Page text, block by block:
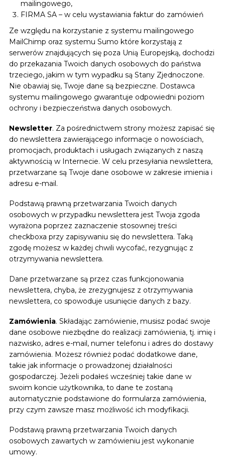
mailingowego,
FIRMA SA – w celu wystawiania faktur do zamówień
Ze względu na korzystanie z systemu mailingowego
MailChimp oraz systemu Sumo które korzystają z
serwerów znajdujących się poza Unią Europejską, dochodzi
do przekazania Twoich danych osobowych do państwa
trzeciego, jakim w tym wypadku są Stany Zjednoczone.
Nie obawiaj się, Twoje dane są bezpieczne. Dostawca
systemu mailingowego gwarantuje odpowiedni poziom
ochrony i bezpieczeństwa danych osobowych.
Newsletter. Za pośrednictwem strony możesz zapisać się
do newslettera zawierającego informacje o nowościach,
promocjach, produktach i usługach związanych z naszą
aktywnością w Internecie. W celu przesyłania newslettera,
przetwarzane są Twoje dane osobowe w zakresie imienia i
adresu e-mail.
Podstawą prawną przetwarzania Twoich danych
osobowych w przypadku newslettera jest Twoja zgoda
wyrażona poprzez zaznaczenie stosownej treści
checkboxa przy zapisywaniu się do newslettera. Taką
zgodę możesz w każdej chwili wycofać, rezygnując z
otrzymywania newslettera.
Dane przetwarzane są przez czas funkcjonowania
newslettera, chyba, że zrezygnujesz z otrzymywania
newslettera, co spowoduje usunięcie danych z bazy.
Zamówienia. Składając zamówienie, musisz podać swoje
dane osobowe niezbędne do realizacji zamówienia, tj. imię i
nazwisko, adres e-mail, numer telefonu i adres do dostawy
zamówienia. Możesz również podać dodatkowe dane,
takie jak informacje o prowadzonej działalności
gospodarczej. Jeżeli podałeś wcześniej takie dane w
swoim koncie użytkownika, to dane te zostaną
automatycznie podstawione do formularza zamówienia,
przy czym zawsze masz możliwość ich modyfikacji.
Podstawą prawną przetwarzania Twoich danych
osobowych zawartych w zamówieniu jest wykonanie
umowy.